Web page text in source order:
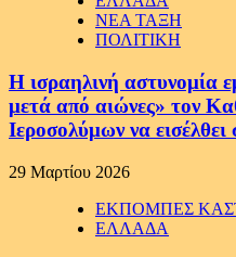
ΝΕΑ ΤΑΞΗ
ΠΟΛΙΤΙΚΗ
Η ισραηλινή αστυνομία
μετά από αιώνες» τον
Ιεροσολύμων να
29 Μαρτίου 2026
ΕΚΠΟΜΠΕΣ
ΕΛΛΑΔΑ